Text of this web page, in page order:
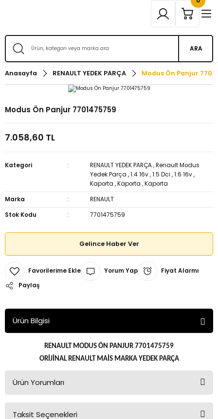
ARA
Anasayfa RENAULT YEDEK PARÇA Modus Ön Panjur
Modus Ön Panjur 7701475759
7.058,60 TL
Kategori RENAULT YEDEK PARÇA ,Renault Modus
Yedek Parça ,1.4 16v ,1.5 Dci ,1.6 16v ,
Kaporta ,Kaporta ,Kaporta
Marka
RENAULT
Stok Kodu
7701475759
Gelince Haber Ver
Yorum Yap
Fiyat Alarmı
Paylaş
Ürün Bilgisi
RENAULT MODUS ÖN PANJUR 7701475759
ORİJİNAL RENAULT MAİS MARKA YEDEK PARÇA
Ürün Yorumları
Taksit Seçenekleri